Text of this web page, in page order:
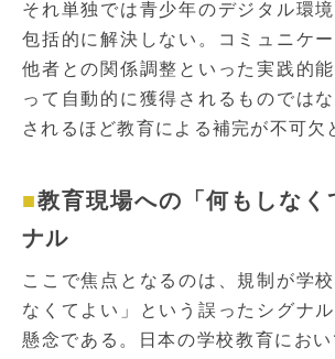
それ単独では青少年のデジタル環
包括的に解決しない。コミュニケ
他者との関係調整といった実践的
って自動的に獲得されるものでは
されるほど教育による補完が不可欠
教育現場への「何もしなく
ナル
ここで焦点となるのは、規制が学
なくてよい」という誤ったシグナ
懸念である。日本の学校教育にお